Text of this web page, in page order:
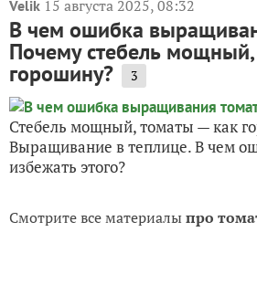
Velik 15 августа 2025, 08:32
В чем ошибка
Почему стебель
горошину? 3
Стебель мощный, томаты — как
Выращивание в теплице. В чем
избежать этого?
Смотрите все материалыпро